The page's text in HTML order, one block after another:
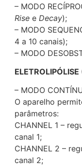
– MODO
Rise e Decay);
– MODO
4 a 10 canais);
– MODO
ELETROLIPÓLISE
– MODO
O aparelho
parâmetros:
CHANNEL 1 –
canal 1;
CHANNEL 2 –
canal 2;